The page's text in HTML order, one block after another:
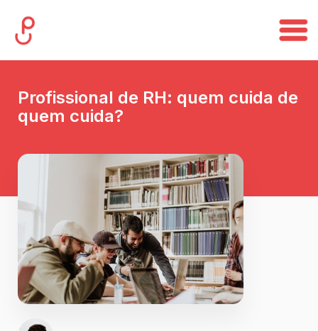
Profissional de RH: quem cuida de
quem cuida?